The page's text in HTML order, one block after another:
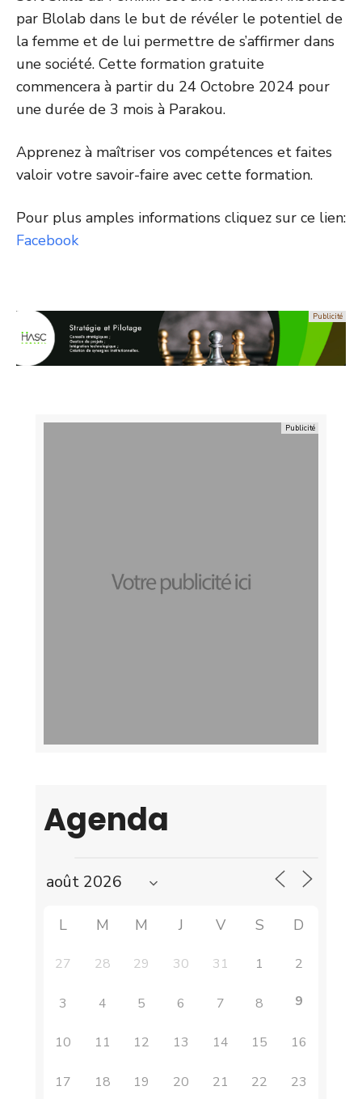
par Blolab dans le but de révéler le potentiel de
la femme et de lui permettre de s’affirmer dans
une société. Cette formation gratuite
commencera à partir du 24 Octobre 2024 pour
une durée de 3 mois à Parakou.
Apprenez à maîtriser vos compétences et faites
valoir votre savoir-faire avec cette formation.
Pour plus amples informations cliquez sur ce lien:
Facebook
Agenda
L M M J V S D
27 28 29 30 31 1 2
3 4 5 6 7 8 9
10 11 12 13 14 15 16
17 18 19 20 21 22 23